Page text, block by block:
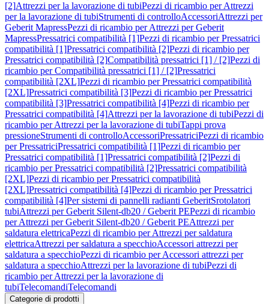
[2]Attrezzi per la lavorazione di tubiPezzi di ricambio per Attrezzi
per la lavorazione di tubiStrumenti di controlloAccessoriAttrezzi per
Geberit MapressPezzi di ricambio per Attrezzi per Geberit
MapressPressatrici compatibilità [1]Pezzi di ricambio per Pressatrici
compatibilità [1]Pressatrici compatibilità [2]Pezzi di ricambio per
Pressatrici compatibilità [2]Compatibilità pressatrici [1] / [2]Pezzi di
ricambio per Compatibilità pressatrici [1] / [2]Pressatrici
compatibilità [2XL]Pezzi di ricambio per Pressatrici compatibilità
[2XL]Pressatrici compatibilità [3]Pezzi di ricambio per Pressatrici
compatibilità [3]Pressatrici compatibilità [4]Pezzi di ricambio per
Pressatrici compatibilità [4]Attrezzi per la lavorazione di tubiPezzi di
ricambio per Attrezzi per la lavorazione di tubiTappi prova
pressioneStrumenti di controlloAccessoriPressatriciPezzi di ricambio
per PressatriciPressatrici compatibilità [1]Pezzi di ricambio per
Pressatrici compatibilità [1]Pressatrici compatibilità [2]Pezzi di
ricambio per Pressatrici compatibilità [2]Pressatrici compatibilità
[2XL]Pezzi di ricambio per Pressatrici compatibilità
[2XL]Pressatrici compatibilità [4]Pezzi di ricambio per Pressatrici
compatibilità [4]Per sistemi di pannelli radianti GeberitSrotolatori
tubiAttrezzi per Geberit Silent-db20 / Geberit PEPezzi di ricambio
per Attrezzi per Geberit Silent-db20 / Geberit PEAttrezzi per
saldatura elettricaPezzi di ricambio per Attrezzi per saldatura
elettricaAttrezzi per saldatura a specchioAccessori attrezzi per
saldatura a specchioPezzi di ricambio per Accessori attrezzi per
saldatura a specchioAttrezzi per la lavorazione di tubiPezzi di
ricambio per Attrezzi per la lavorazione di
tubiTelecomandiTelecomandi
Categorie di prodotti